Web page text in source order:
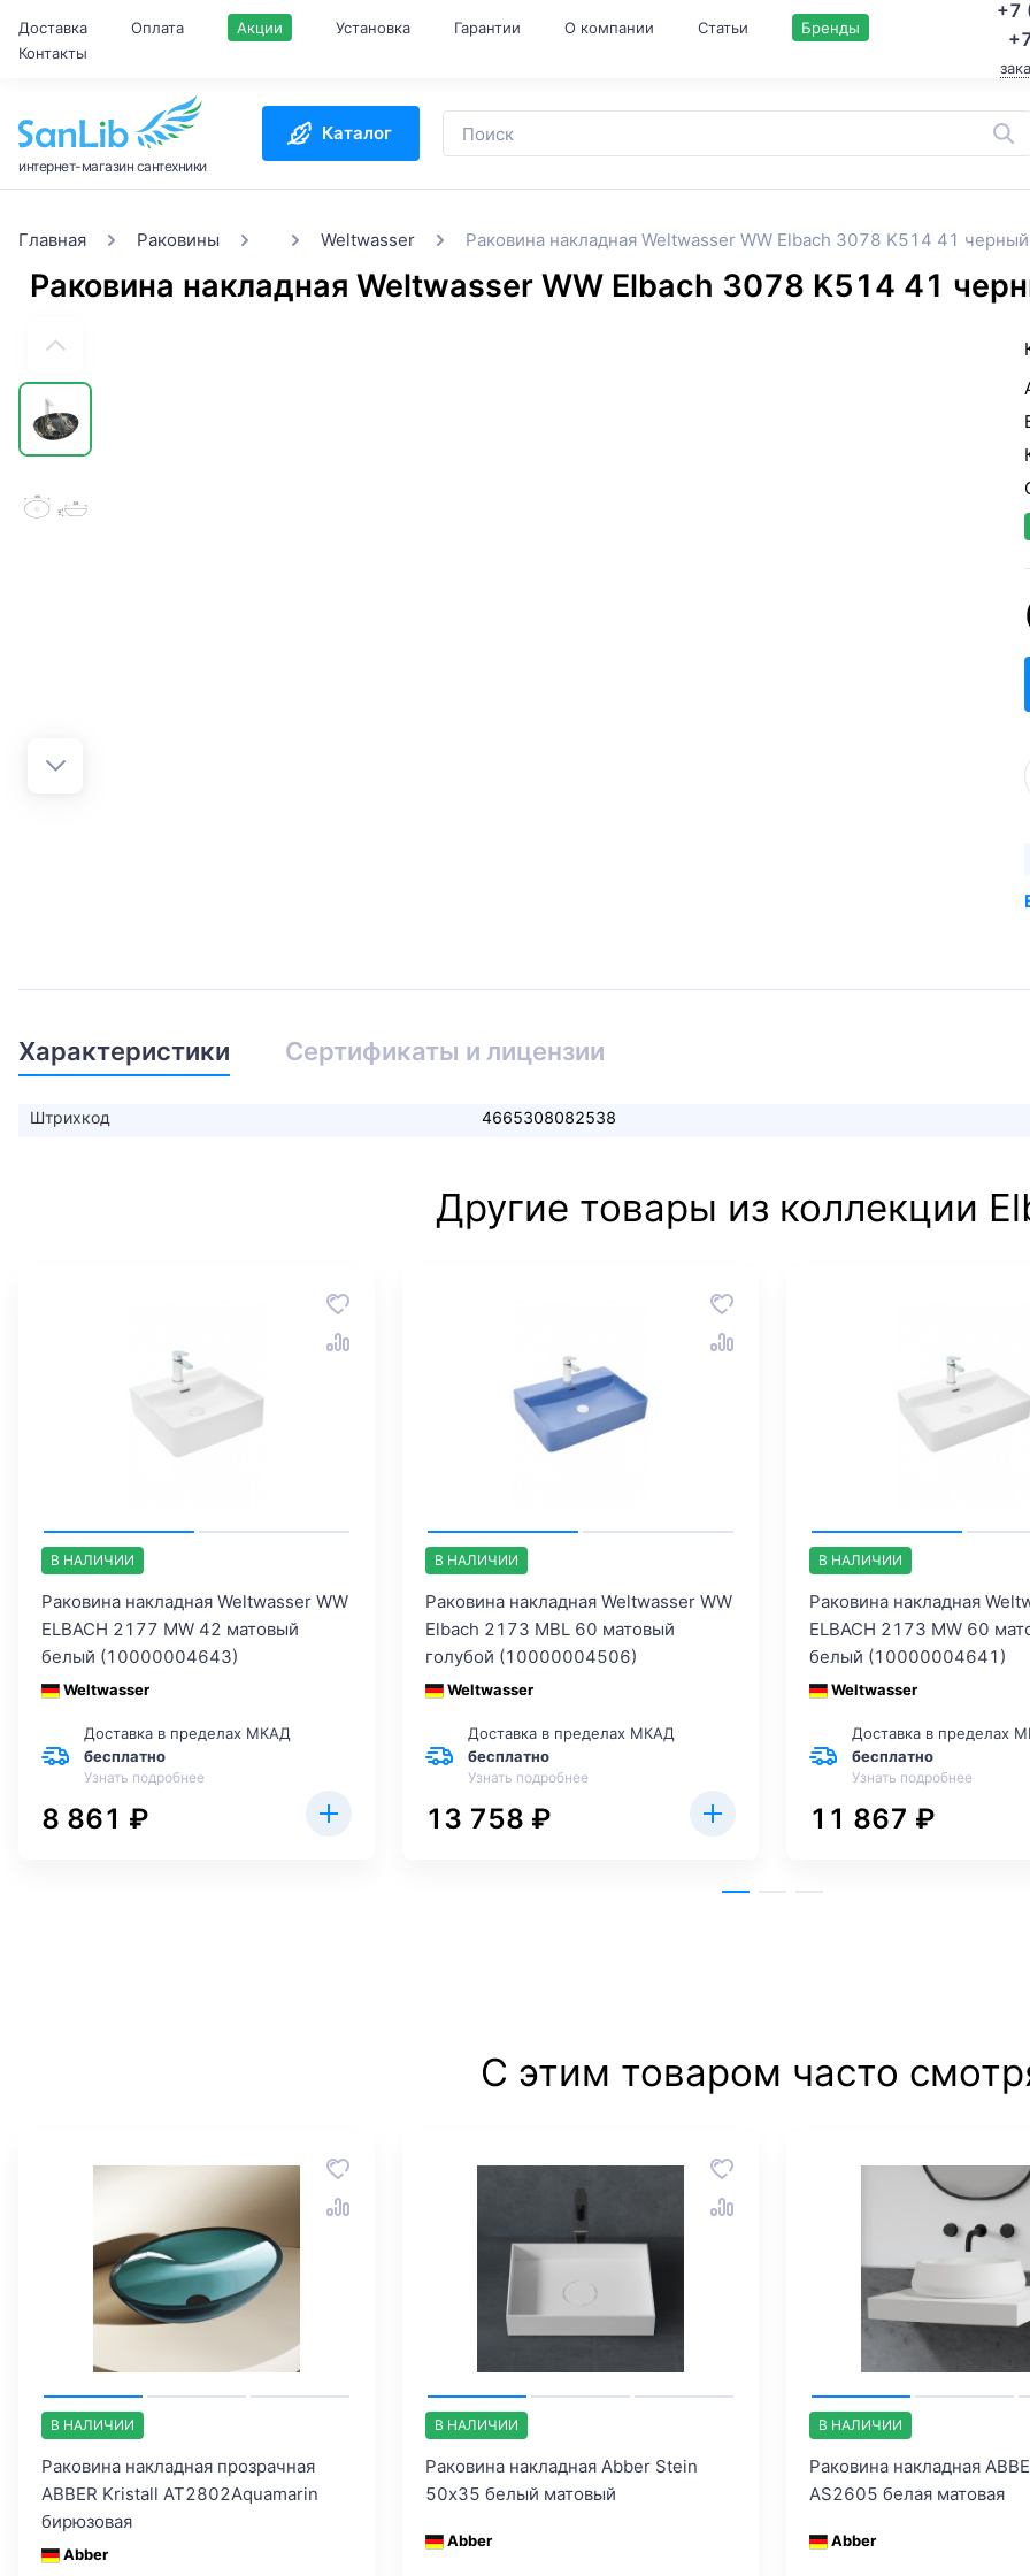
Доставка Оплата Акции Установка Гарантии О компании Статьи
Бренды
Контакты
+7
интернет-магазин сантехники
Каталог
Главная Раковины Weltwasser Раковина накладная Weltwasser WW Elbach 3078 K514 41
Раковина накладная Weltwasser WW Elbach 3078 K514 41
Характеристики Сертификаты и лицензии
Штрихкод 4665308082538
Другие товары из коллекции
В НАЛИЧИИ
Раковина накладная Weltwasser WW
ELBACH 2177 MW 42 матовый
белый (10000004643)
Weltwasser
Доставка в пределах МКАД
бесплатно
Узнать подробнее
8 861 ₽
В НАЛИЧИИ
Раковина накладная Weltwasser WW
Elbach 2173 MBL 60 матовый
голубой (10000004506)
Weltwasser
Доставка в пределах МКАД
бесплатно
Узнать подробнее
13 758 ₽
В НАЛИЧИИ
Раковина накладная
ELBACH 2173 MW 60
белый (10000004641)
Weltwasser
Доставка в пределах
бесплатно
Узнать подробнее
11 867 ₽
С этим товаром часто
В НАЛИЧИИ
Раковина накладная прозрачная
ABBER Kristall AT2802Aquamarin
бирюзовая
Abber
В НАЛИЧИИ
Раковина накладная Abber Stein
50х35 белый матовый
Abber
В НАЛИЧИИ
Раковина накладная
AS2605 белая матовая
Abber